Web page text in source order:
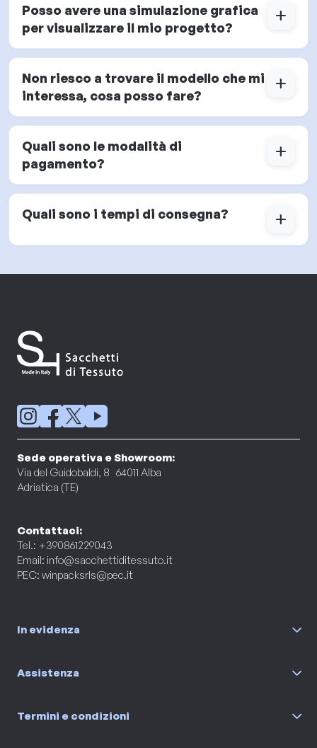
Posso avere una simulazione grafica
per visualizzare il mio progetto?
add
Non riesco a trovare il modello che mi
interessa, cosa posso fare?
add
Quali sono le modalità di
pagamento?
add
Quali sono i tempi di consegna? add
Sede operativa e Showroom:
Via del Guidobaldi, 8 64011 Alba
Adriatica (TE)
Contattaci:
Tel.: +390861229043
Email: info@sacchettiditessuto.it
PEC: winpacksrls@pec.it
In evidenza
Assistenza
Termini e condizioni